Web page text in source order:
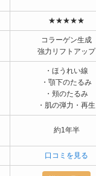
★★★★★
コラーゲン生成
強力リフトアップ
・ほうれい線
・顎下のたるみ
・頬のたるみ
・肌の弾力・再生
約1年半
口コミを見る